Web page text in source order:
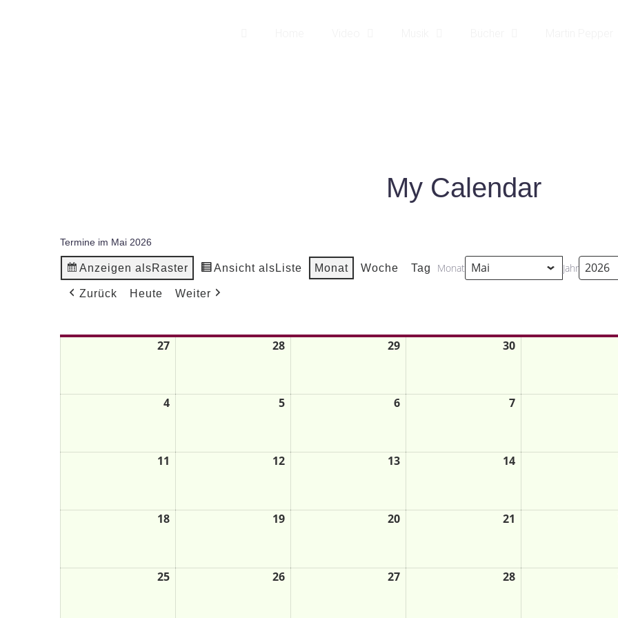
My Calendar
Termine im Mai 2026
Anzeigen alsRaster Ansicht als Liste Monat Woche Tag Monat Jahr
Zurück Heute Weiter
27
28 29 30
4 5 6 7
11 12 13 14
18 19 20 21
25 26 27 28